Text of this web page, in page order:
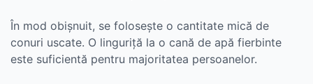
În mod obișnuit, se folosește o cantitate mică de
conuri uscate. O linguriță la o cană de apă fierbinte
este suficientă pentru majoritatea persoanelor.